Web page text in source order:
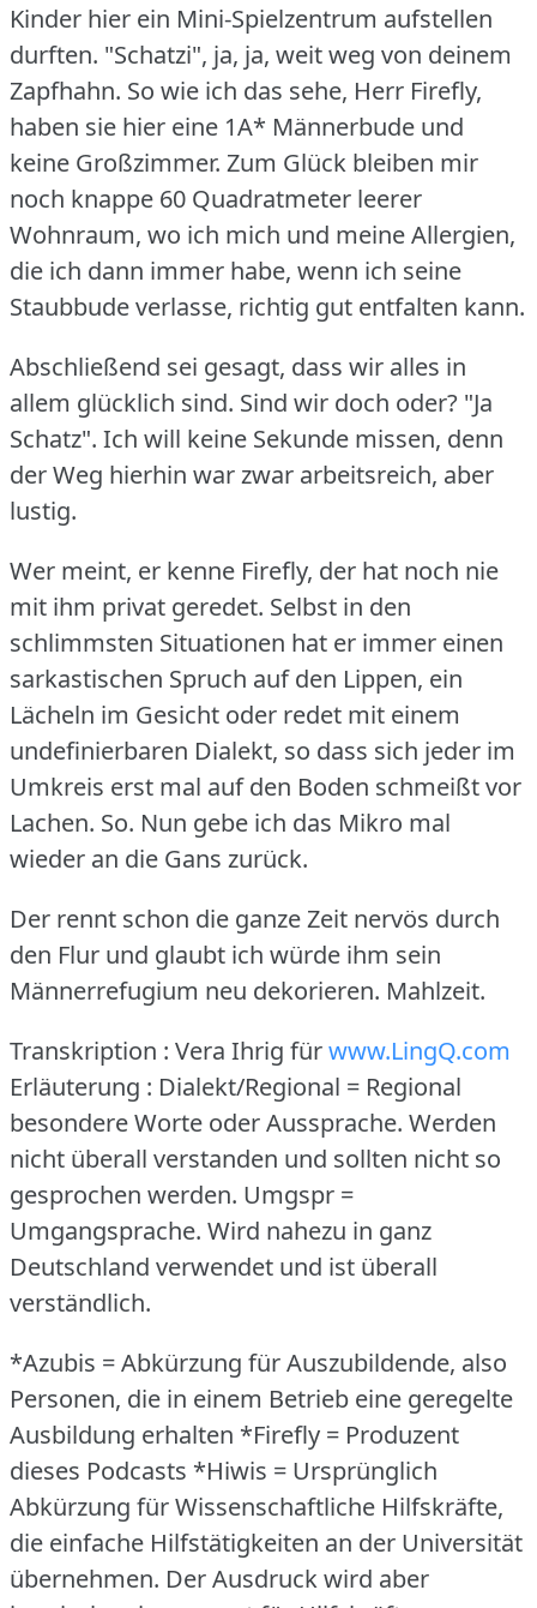
Kinder hier ein Mini-Spielzentrum aufstellen
durften. "Schatzi", ja, ja, weit weg von deinem
Zapfhahn. So wie ich das sehe, Herr Firefly,
haben sie hier eine 1A* Männerbude und
keine Großzimmer. Zum Glück bleiben mir
noch knappe 60 Quadratmeter leerer
Wohnraum, wo ich mich und meine Allergien,
die ich dann immer habe, wenn ich seine
Staubbude verlasse, richtig gut entfalten kann.
Abschließend sei gesagt, dass wir alles in
allem glücklich sind. Sind wir doch oder? "Ja
Schatz". Ich will keine Sekunde missen, denn
der Weg hierhin war zwar arbeitsreich, aber
lustig.
Wer meint, er kenne Firefly, der hat noch nie
mit ihm privat geredet. Selbst in den
schlimmsten Situationen hat er immer einen
sarkastischen Spruch auf den Lippen, ein
Lächeln im Gesicht oder redet mit einem
undefinierbaren Dialekt, so dass sich jeder im
Umkreis erst mal auf den Boden schmeißt vor
Lachen. So. Nun gebe ich das Mikro mal
wieder an die Gans zurück.
Der rennt schon die ganze Zeit nervös durch
den Flur und glaubt ich würde ihm sein
Männerrefugium neu dekorieren. Mahlzeit.
Transkription : Vera Ihrig fürwww.LingQ.com
Erläuterung : Dialekt/Regional = Regional
besondere Worte oder Aussprache. Werden
nicht überall verstanden und sollten nicht so
gesprochen werden. Umgspr =
Umgangsprache. Wird nahezu in ganz
Deutschland verwendet und ist überall
verständlich.
*Azubis = Abkürzung für Auszubildende, also
Personen, die in einem Betrieb eine geregelte
Ausbildung erhalten *Firefly = Produzent
dieses Podcasts *Hiwis = Ursprünglich
Abkürzung für Wissenschaftliche Hilfskräfte,
die einfache Hilfstätigkeiten an der Universität
übernehmen. Der Ausdruck wird aber